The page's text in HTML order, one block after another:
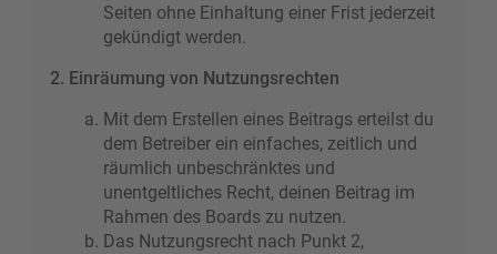
Seiten ohne Einhaltung einer Frist jederzeit
gekündigt werden.
2. Einräumung von Nutzungsrechten
Mit dem Erstellen eines Beitrags erteilst du
dem Betreiber ein einfaches, zeitlich und
räumlich unbeschränktes und
unentgeltliches Recht, deinen Beitrag im
Rahmen des Boards zu nutzen.
Das Nutzungsrecht nach Punkt 2,